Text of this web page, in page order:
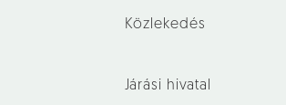
Közlekedés
Járási hivatal